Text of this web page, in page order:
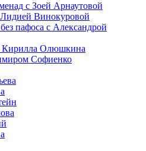
с Зоей Арнаутовой
Винокуровой
пафоса с Александрой
Кирилла Олюшкина
Софиенко